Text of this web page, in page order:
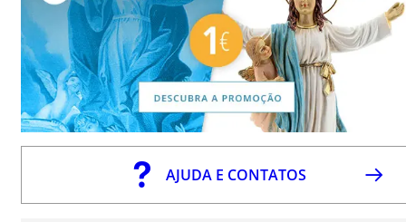
AJUDA E CONTATOS